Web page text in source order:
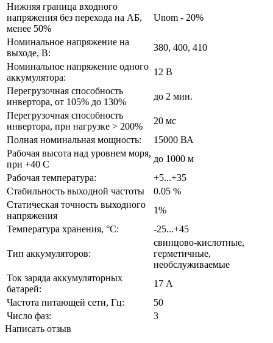
Нижняя граница входного
напряжения без перехода на АБ,
менее 50%
Unom - 20%
Номинальное напряжение на
выходе, В:
380, 400, 410
Номинальное напряжение одного
аккумулятора:
12 В
Перегрузочная способность
инвертора, от 105% до 130%
до 2 мин.
Перегрузочная способность
инвертора, при нагрузке > 200%
20 мс
Полная номинальная мощность:
15000 ВА
Рабочая высота над уровнем моря,
при +40 С
до 1000 м
Рабочая температура:
+5...+35
Стабильность выходной частоты
0.05 %
Статическая точность выходного
напряжения
1%
Температура хранения, °С:
-25...+45
Тип аккумуляторов:
свинцово-кислотные,
герметичные,
необслуживаемые
Ток заряда аккумуляторных
батарей:
17 А
Частота питающей сети, Гц:
50
Число фаз:
3
Написать отзыв